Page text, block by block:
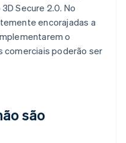
Secure 2.0. No
encorajadas a
o
comerciais poderão ser
são